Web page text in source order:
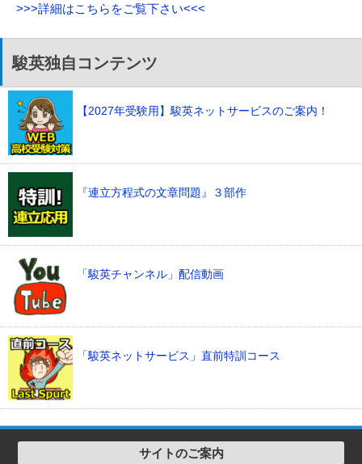
>>>詳細はこちらをご覧下さい<<<
駿英独自コンテンツ
【2027年受験用】駿英ネットサービスのご案内！
『連立方程式の文章問題』３部作
「駿英チャンネル」配信動画
「駿英ネットサービス」直前特訓コース
サイトのご案内